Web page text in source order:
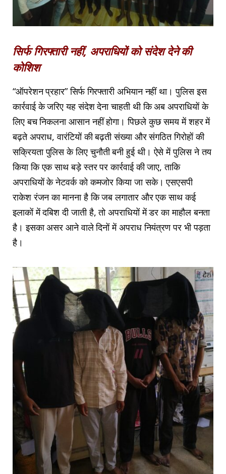
सिर्फ गिरफ्तारी नहीं, अपराधियों को संदेश देने की
कोशिश
“ऑपरेशन प्रहार” सिर्फ गिरफ्तारी अभियान नहीं था। पुलिस इस
कार्रवाई के जरिए यह संदेश देना चाहती थी कि अब अपराधियों के
लिए बच निकलना आसान नहीं होगा। पिछले कुछ समय में शहर में
बढ़ते अपराध, वारंटियों की बढ़ती संख्या और संगठित गिरोहों की
सक्रियता पुलिस के लिए चुनौती बनी हुई थी। ऐसे में पुलिस ने तय
किया कि एक साथ बड़े स्तर पर कार्रवाई की जाए, ताकि
अपराधियों के नेटवर्क को कमजोर किया जा सके। एसएसपी
राकेश रंजन का मानना है कि जब लगातार और एक साथ कई
इलाकों में दबिश दी जाती है, तो अपराधियों में डर का माहौल बनता
है। इसका असर आने वाले दिनों में अपराध नियंत्रण पर भी पड़ता
है।